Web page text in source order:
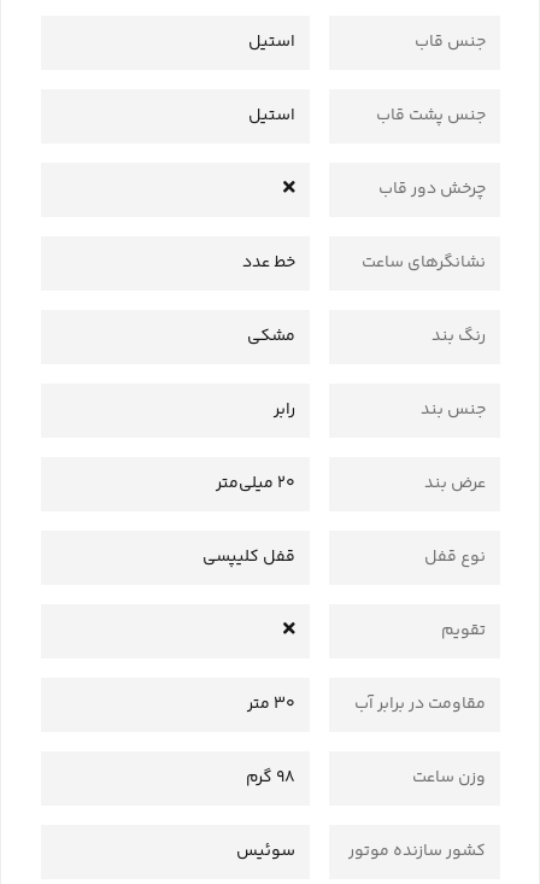
جنس قاب استیل
جنس پشت قاب استیل
چرخش دور قاب
نشانگرهای ساعت خط عدد
رنگ بند مشکی
جنس بند رابر
عرض بند 20 میلی‌متر
نوع قفل قفل کلیپسی
تقویم
مقاومت در برابر آب 30 متر
وزن ساعت 98 گرم
کشور سازنده موتور سوئیس